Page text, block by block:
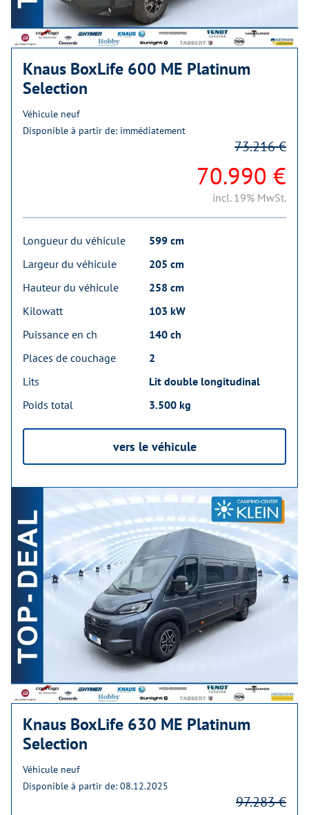
Knaus BoxLife 600 ME Platinum
Selection
Véhicule neuf
Disponible à partir de: immédiatement
70.990 €
73.216 €
incl. 19% MwSt.
Longueur du véhicule
599 cm
Largeur du véhicule
205 cm
Hauteur du véhicule
258 cm
Kilowatt
103 kW
Puissance en ch
140 ch
Places de couchage
2
Lits
Lit double longitudinal
Poids total
3.500 kg
vers le véhicule
Knaus BoxLife 630 ME Platinum
Selection
Véhicule neuf
Disponible à partir de: 08.12.2025
97.283 €